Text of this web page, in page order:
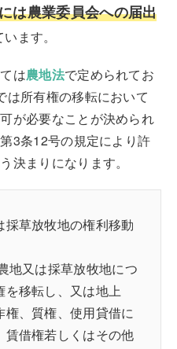
は農業委員会への届出
ます。
は農地法で定められてお
は所有権の移転において
が必要なことが決められ
3条12号の規定により許
決まりになります。
採草放牧地の権利移動
又は採草放牧地につ
を移転し、又は地上
権、質権、使用貸借に
賃借権若しくはその他